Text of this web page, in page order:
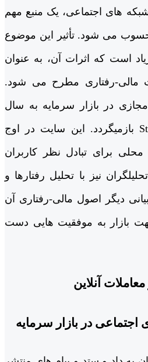
های اجتماعی، یک منبع مهم
می شود. تأثیر این موضوع
است که اثرات آن، به عنوان
مالی-رفتاری مطرح می شود.
در بازار سرمایه به سال
2008 و سایت Stock twits بازمی­گردد. این سایت در اوج
برای تبادل نظر کاربران
نیز با تحلیل رفتارها و
دیگر اصول مالی-رفتاری آن
بازار به موفقیت هایی دست
در بازار سرمایه